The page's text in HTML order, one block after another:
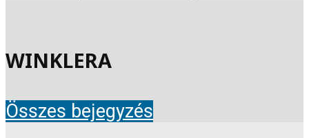
WINKLERA
Összes bejegyzés